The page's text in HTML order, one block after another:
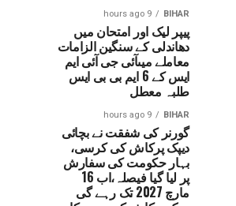
BIHAR
9 hours ago
پیپر لیک اور امتحان میں
دھاندلی کے سنگین الزامات
معاملے میںآئی جی آئی ایم
ایس کے 6 ایم بی بی ایس
طلبہ معطل
BIHAR
9 hours ago
گورنر کی شفقت نے بچائی
دیپک پرکاش کی کرسی،
بہار حکومت کی سفارش
پر لیا گیا فیصلہ،اب 16
مارچ 2027 تک رہے گی